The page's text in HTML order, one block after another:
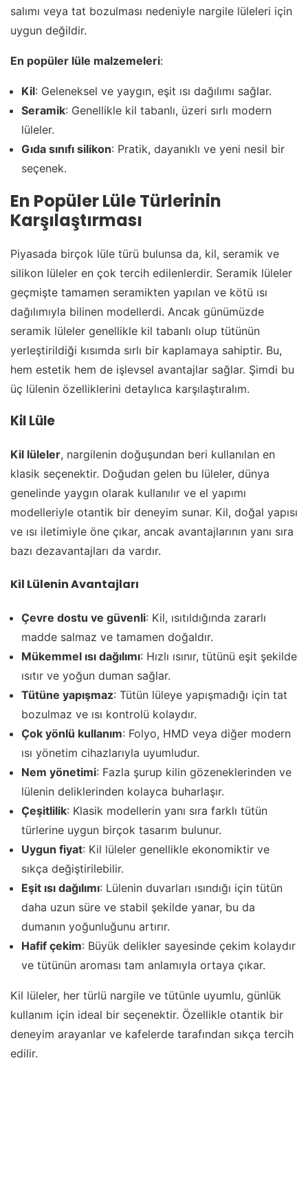
salımı veya tat bozulması nedeniyle nargile lüleleri için
uygun değildir.
En popüler lüle malzemeleri:
Kil: Geleneksel ve yaygın, eşit ısı dağılımı sağlar.
Seramik: Genellikle kil tabanlı, üzeri sırlı modern
lüleler.
Gıda sınıfı silikon: Pratik, dayanıklı ve yeni nesil bir
seçenek.
En Popüler Lüle Türlerinin
Karşılaştırması
Piyasada birçok lüle türü bulunsa da, kil, seramik ve
silikon lüleler en çok tercih edilenlerdir. Seramik lüleler
geçmişte tamamen seramikten yapılan ve kötü ısı
dağılımıyla bilinen modellerdi. Ancak günümüzde
seramik lüleler genellikle kil tabanlı olup tütünün
yerleştirildiği kısımda sırlı bir kaplamaya sahiptir. Bu,
hem estetik hem de işlevsel avantajlar sağlar. Şimdi bu
üç lülenin özelliklerini detaylıca karşılaştıralım.
Kil Lüle
Kil lüleler, nargilenin doğuşundan beri kullanılan en
klasik seçenektir. Doğudan gelen bu lüleler, dünya
genelinde yaygın olarak kullanılır ve el yapımı
modelleriyle otantik bir deneyim sunar. Kil, doğal yapısı
ve ısı iletimiyle öne çıkar, ancak avantajlarının yanı sıra
bazı dezavantajları da vardır.
Kil Lülenin Avantajları
Çevre dostu ve güvenli: Kil, ısıtıldığında zararlı
madde salmaz ve tamamen doğaldır.
Mükemmel ısı dağılımı: Hızlı ısınır, tütünü eşit şekilde
ısıtır ve yoğun duman sağlar.
Tütüne yapışmaz: Tütün lüleye yapışmadığı için tat
bozulmaz ve ısı kontrolü kolaydır.
Çok yönlü kullanım: Folyo, HMD veya diğer modern
ısı yönetim cihazlarıyla uyumludur.
Nem yönetimi: Fazla şurup kilin gözeneklerinden ve
lülenin deliklerinden kolayca buharlaşır.
Çeşitlilik: Klasik modellerin yanı sıra farklı tütün
türlerine uygun birçok tasarım bulunur.
Uygun fiyat: Kil lüleler genellikle ekonomiktir ve
sıkça değiştirilebilir.
Eşit ısı dağılımı: Lülenin duvarları ısındığı için tütün
daha uzun süre ve stabil şekilde yanar, bu da
dumanın yoğunluğunu artırır.
Hafif çekim: Büyük delikler sayesinde çekim kolaydır
ve tütünün aroması tam anlamıyla ortaya çıkar.
Kil lüleler, her türlü nargile ve tütünle uyumlu, günlük
kullanım için ideal bir seçenektir. Özellikle otantik bir
deneyim arayanlar ve kafelerde tarafından sıkça tercih
edilir.